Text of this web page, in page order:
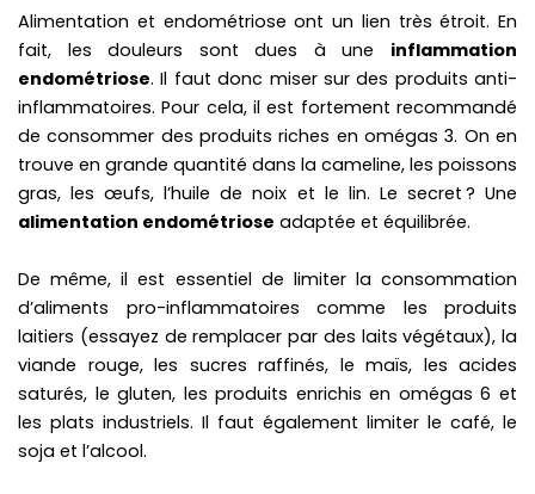
Alimentation et endométriose ont un lien très étroit. En
fait, les douleurs sont dues à une inflammation
endométriose. Il faut donc miser sur des produits anti-
inflammatoires. Pour cela, il est fortement recommandé
de consommer des produits riches en omégas 3. On en
trouve en grande quantité dans la cameline, les poissons
gras, les œufs, l’huile de noix et le lin. Le secret ? Une
alimentation endométriose adaptée et équilibrée.
De même, il est essentiel de limiter la consommation
d’aliments pro-inflammatoires comme les produits
laitiers (essayez de remplacer par des laits végétaux), la
viande rouge, les sucres raffinés, le maïs, les acides
saturés, le gluten, les produits enrichis en omégas 6 et
les plats industriels. Il faut également limiter le café, le
soja et l’alcool.